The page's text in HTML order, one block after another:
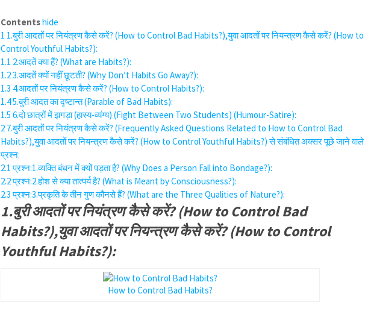
Contentshide
1 1.बुरी आदतों पर नियंत्रण कैसे करें? (How to Control Bad Habits?),युवा आदतों पर नियन्त्रण कैसे करें? (How to
Control Youthful Habits?):
1.1 2.आदतें क्या हैं? (What are Habits?):
1.23.आदतें क्यों नहीं छूटती? (Why Don’t Habits Go Away?):
1.3 4.आदतों पर नियंत्रण कैसे करें? (How to Control Habits?):
1.45.बुरी आदत का दृष्टान्त (Parable of Bad Habits):
1.5 6.दो छात्रों में झगड़ा (हास्य-व्यंग्य) (Fight Between Two Students) (Humour-Satire):
2 7.बुरी आदतों पर नियंत्रण कैसे करें? (Frequently Asked Questions Related to How to Control Bad
Habits?),युवा आदतों पर नियन्त्रण कैसे करें? (How to Control Youthful Habits?) से संबंधित अक्सर पूछे जाने वाले
प्रश्न:
2.1 प्रश्न:1.व्यक्ति बंधन में क्यों पड़ता है? (Why Does a Person Fall into Bondage?):
2.2प्रश्न:2.होश से क्या तात्पर्य है? (What is Meant by Consciousness?):
2.3 प्रश्न:3.प्रकृति के तीन गुण कौनसे हैं? (What are the Three Qualities of Nature?):
1.बुरी आदतों पर नियंत्रण कैसे करें? (How to Control Bad
Habits?),युवा आदतों पर नियन्त्रण कैसे करें? (How to Control
Youthful Habits?):
How to Control Bad Habits?